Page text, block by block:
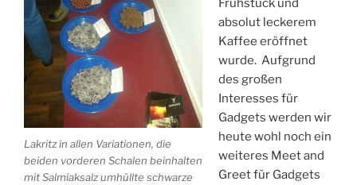
Lakritz in allen Variationen, die
beiden vorderen Schalen beinhalten
mit Salmiaksalz umhüllte schwarze
absolut leckerem
Kaffee eröffnet
wurde. Aufgrund
des großen
Interesses für
Gadgets werden wir
heute wohl noch ein
weiteres Meet and
Greet für Gadgets